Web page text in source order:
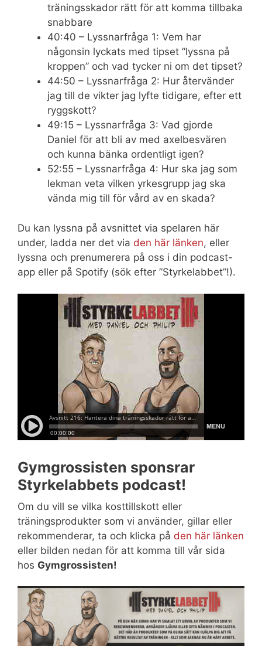
träningsskador rätt för att komma tillbaka
snabbare
40:40 – Lyssnarfråga 1: Vem har
någonsin lyckats med tipset ”lyssna på
kroppen” och vad tycker ni om det tipset?
44:50 – Lyssnarfråga 2: Hur återvänder
jag till de vikter jag lyfte tidigare, efter ett
ryggskott?
49:15 – Lyssnarfråga 3: Vad gjorde
Daniel för att bli av med axelbesvären
och kunna bänka ordentligt igen?
52:55 – Lyssnarfråga 4: Hur ska jag som
lekman veta vilken yrkesgrupp jag ska
vända mig till för vård av en skada?
Du kan lyssna på avsnittet via spelaren här
under, ladda ner det via den här länken, eller
lyssna och prenumerera på oss i din podcast-
app eller på Spotify (sök efter ”Styrkelabbet”!).
Gymgrossisten sponsrar
Styrkelabbets podcast!
Om du vill se vilka kosttillskott eller
träningsprodukter som vi använder, gillar eller
rekommenderar, ta och klicka på den här länken
eller bilden nedan för att komma till vår sida
hos Gymgrossisten!